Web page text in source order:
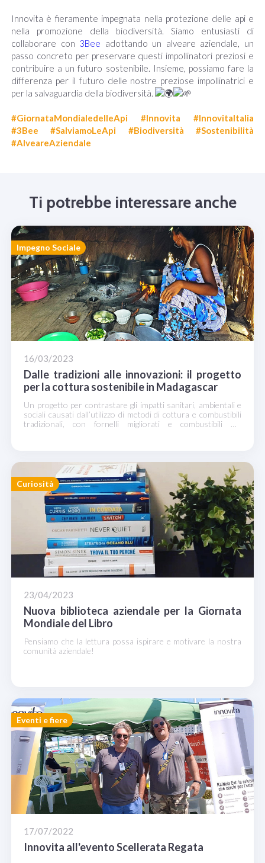
Innovita è fieramente impegnata nella protezione delle api e
nella promozione della biodiversità. Siamo entusiasti di
collaborare con 3Bee adottando un alveare aziendale, un
passo concreto per preservare questi impollinatori preziosi e
contribuire a un futuro sostenibile. Insieme, possiamo fare la
differenza per il futuro delle nostre preziose impollinatrici e
per la salvaguardia della biodiversità.
#GiornataMondialedelleApi #Innovita
#InnovitaItalia
#3Bee
#SalviamoLeApi #Biodiversità
#Sostenibilità
#AlveareAziendale
Ti potrebbe interessare anche
Impegno Sociale
16/03/2023
Dalle tradizioni alle innovazioni: il progetto
per la cottura sostenibile in Madagascar
Un progetto per contrastare gli impatti sanitari, ambientali e
sociali causati dall’utilizzo di metodi di cottura e combustibili
tradizionali, con fornelli migliorati e combustibili più
Curiosità
23/04/2023
Nuova biblioteca aziendale per la Giornata
Mondiale del Libro
Pensiamo che la lettura possa ispirare e motivare la nostra
comunità aziendale!
Eventi e fiere
17/07/2022
Innovita all'evento Scellerata Regata